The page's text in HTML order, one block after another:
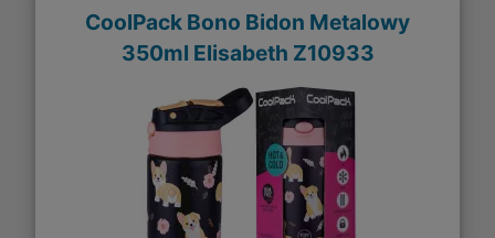
CoolPack Bono Bidon Metalowy
350ml Elisabeth Z10933